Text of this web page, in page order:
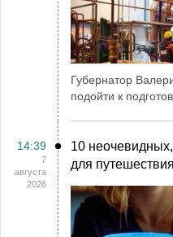
Губернатор
подойти к
14:39
7
августа
2026
10
для